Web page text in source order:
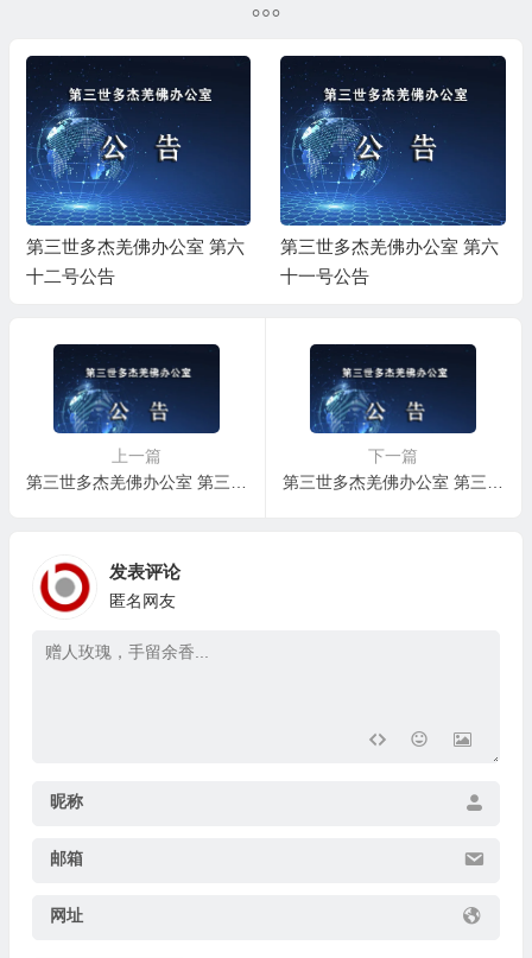
第三世多杰羌佛办公室 第六
十二号公告
第三世多杰羌佛办公室 第六
十一号公告
上一篇
下一篇
发表评论
匿名网友
昵称
邮箱
网址